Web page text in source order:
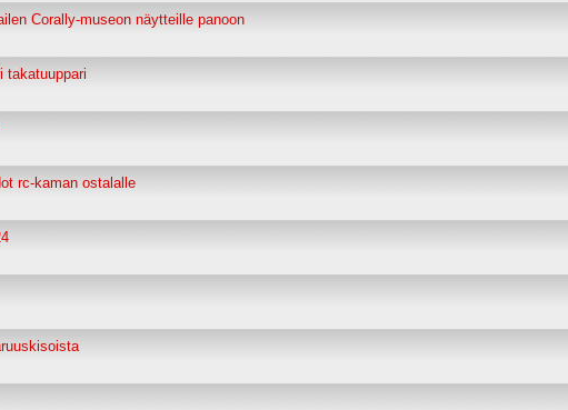
Corally-museon näytteille panoon
takatuuppari
rc-kaman ostalalle